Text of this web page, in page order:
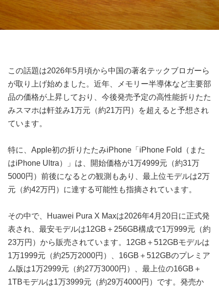
この話題は2026年5月頃から中国の著名テックブロガーら
が取り上げ始めました。近年、メモリー半導体など主要部
品の価格が上昇しており、今後発売予定の高性能折りたた
みスマホは軒並み1万元（約21万円）を超えると予想され
ています。
特に、Apple初の折りたたみiPhone「iPhone Fold（また
はiPhone Ultra）」は、開始価格が1万4999元（約31万
5000円）前後になるとの観測もあり、最上位モデルは2万
元（約42万円）に達する可能性も指摘されています。
その中で、Huawei Pura X Maxは2026年4月20日に正式発
表され、最安モデルは12GB＋256GB構成で1万999元（約
23万円）から販売されています。12GB＋512GBモデルは
1万1999元（約25万2000円）、16GB＋512GBのプレミア
ム版は1万2999元（約27万3000円）、最上位の16GB＋
1TBモデルは1万3999元（約29万4000円）です。発売か